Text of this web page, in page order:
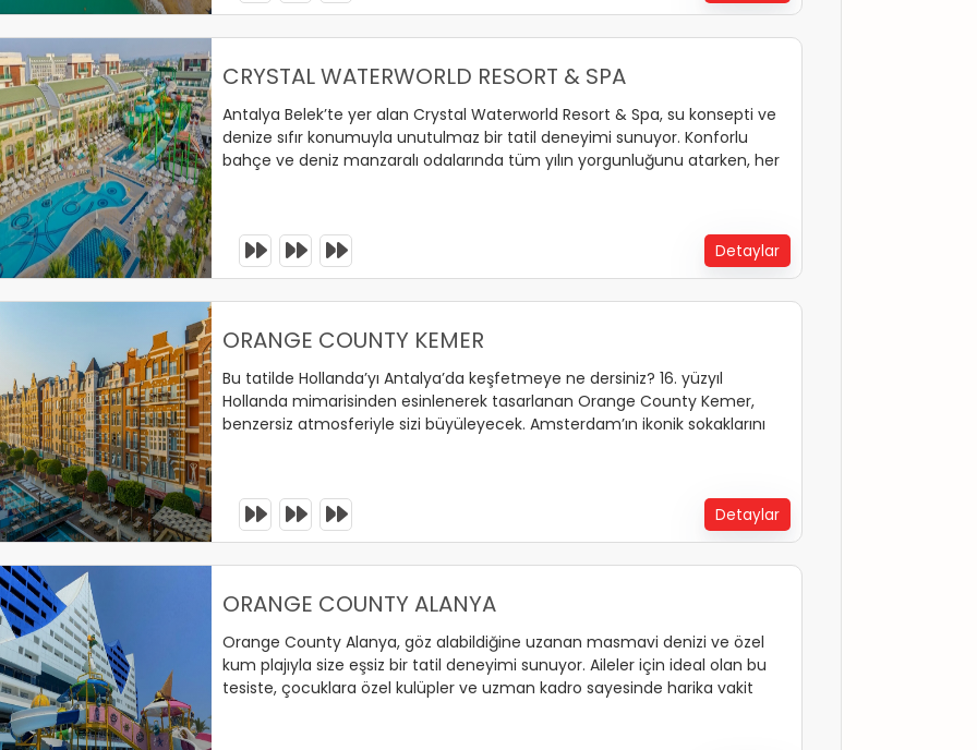
CRYSTAL WATERWORLD RESORT & SPA
Antalya Belek’te yer alan Crystal Waterworld Resort & Spa, su konsepti ve
denize sıfır konumuyla unutulmaz bir tatil deneyimi sunuyor. Konforlu
bahçe ve deniz manzaralı odalarında tüm yılın yorgunluğunu atarken, her
Detaylar
ORANGE COUNTY KEMER
Bu tatilde Hollanda’yı Antalya’da keşfetmeye ne dersiniz? 16. yüzyıl
Hollanda mimarisinden esinlenerek tasarlanan Orange County Kemer,
benzersiz atmosferiyle sizi büyüleyecek. Amsterdam’ın ikonik sokaklarını
bekliyor!
Detaylar
ORANGE COUNTY ALANYA
Orange County Alanya, göz alabildiğine uzanan masmavi denizi ve özel
kum plajıyla size eşsiz bir tatil deneyimi sunuyor. Aileler için ideal olan bu
tesiste, çocuklara özel kulüpler ve uzman kadro sayesinde harika vakit